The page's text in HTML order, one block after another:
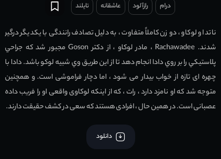
درام رازآلود عاشقانه تایلند
ناتدا و لوکاو ، دو زن کاملاً متفاوت ، به دلیل تصادف رانندگی با یکدیگر درگیر
شدند. Rachawadee ، مادر لوكاو ، از دکتر Goson مجبور شد كه جراحي
پلاستيكي را بر روي دادا انجام دهد تا از اين طريق وي شبيه لوكو باشد. دادا با
چهره ای تازه از خواب بیدار می شود ، اما دچار فراموشی است. و همچنین
متوجه شد که او نامزد دارد ، رات ، که از اینکه لوکاوی واقعی او را فریب داده
عصبانی است. در همین حال ، افرادی هستند که سعی در کشف حقیقت دارند.
دانلود